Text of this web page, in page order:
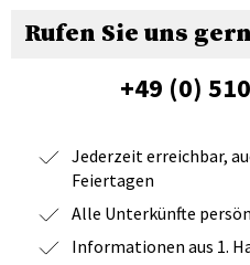
Rufen Sie uns
+49 (0)
Jederzeit erreichbar,
Feiertagen
Alle Unterkünfte
Informationen aus 1.